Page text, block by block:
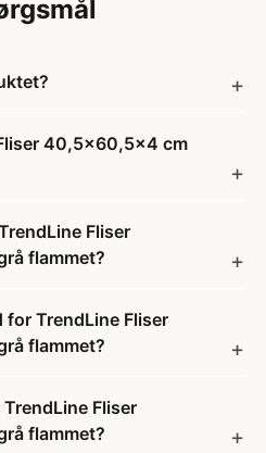
40,5x60,5x4 cm
Fliser
flammet?
for TrendLine Fliser
flammet?
Fliser
flammet?